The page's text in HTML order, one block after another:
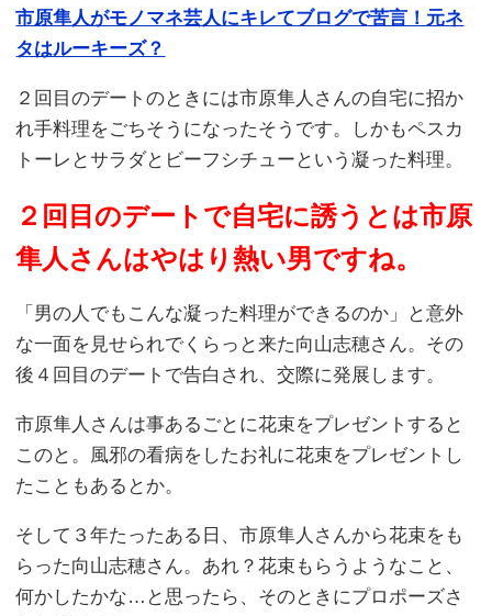
市原隼人がモノマネ芸人にキレてブログで苦言！元ネ
タはルーキーズ？
２回目のデートのときには市原隼人さんの自宅に招か
れ手料理をごちそうになったそうです。しかもペスカ
トーレとサラダとビーフシチューという凝った料理。
２回目のデートで自宅に誘うとは市原
隼人さんはやはり熱い男ですね。
「男の人でもこんな凝った料理ができるのか」と意外
な一面を見せられでくらっと来た向山志穂さん。その
後４回目のデートで告白され、交際に発展します。
市原隼人さんは事あるごとに花束をプレゼントすると
このと。風邪の看病をしたお礼に花束をプレゼントし
たこともあるとか。
そして３年たったある日、市原隼人さんから花束をも
らった向山志穂さん。あれ？花束もらうようなこと、
何かしたかな…と思ったら、そのときにプロポーズさ